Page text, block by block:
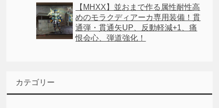
【MHXX】並おまで作る属性耐性高
めのモラクディアーカ専用装備！貫
通弾・貫通矢UP、反動軽減+1、痛
恨会心、弾道強化！
カテゴリー